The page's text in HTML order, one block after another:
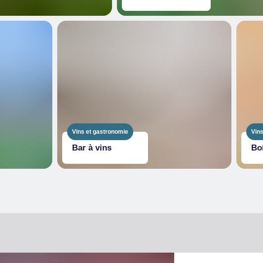
Vins et gastronomie
Bar à vins